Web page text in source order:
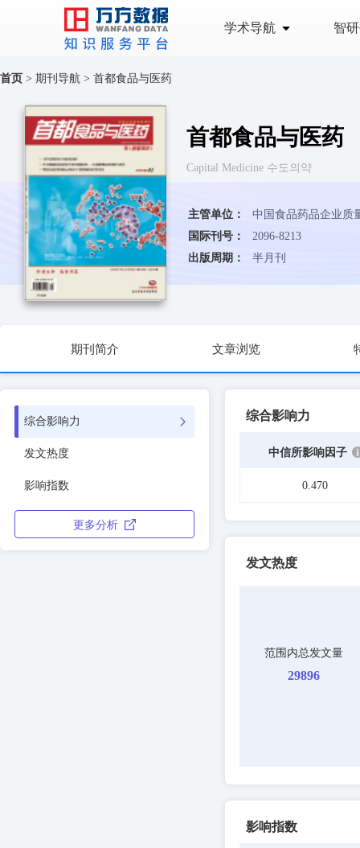
学术导航 智
首页 > 期刊导航 > 首都食品与医药
首都食品与医药
Capital Medicine 수도의약
主管单位：
国际刊号：
2096-8213
出版周期：
半月刊
期刊简介 文章浏览
综合影响力
发文热度
影响指数
更多分析
综合影响力
中信所影响因子
0.470
发文热度
范围内总发文量
29896
影响指数